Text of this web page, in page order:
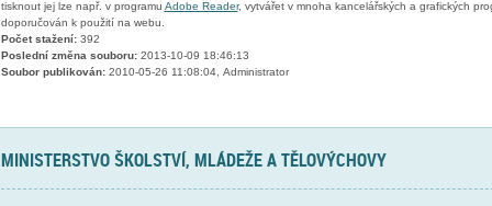
tisknout jej lze např. v programu Adobe Reader, vytvářet v mnoha kancelářských a grafických
doporučován k použití na webu.
Počet stažení:392
Poslední změna souboru:2013-10-09 18:46:13
Soubor publikován:2010-05-26 11:08:04, Administrator
MINISTERSTVO ŠKOLSTVÍ, MLÁDEŽE A TĚLOVÝCHOVY